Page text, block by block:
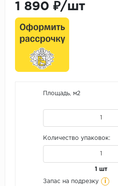
1 890 ₽/шт
Площадь, м2
Количество упаковок:
1 шт
Запас на подрезку i